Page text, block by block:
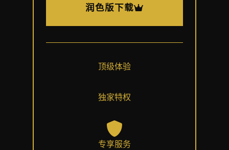
润色版下载
顶级体验
独家特权
专享服务